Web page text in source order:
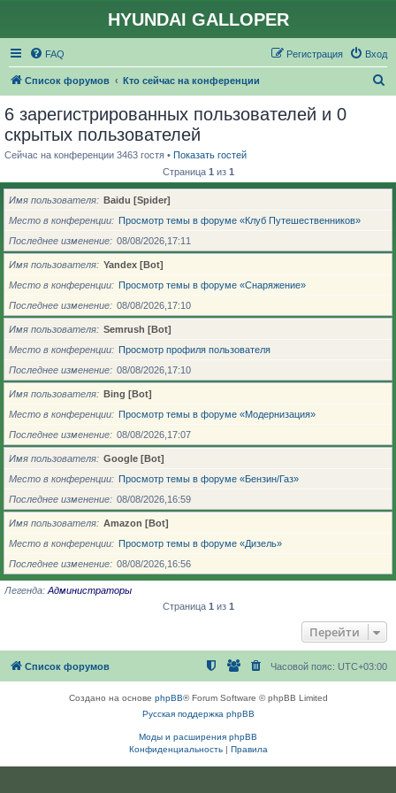
HYUNDAI GALLOPER
FAQ Вход
Регистрация
Список форумов Кто сейчас на конференции
6 зарегистрированных пользователей и 0
скрытых пользователей
Сейчас на конференции 3463 гостя • Показать гостей
Страница 1 из 1
Имя пользователя
Baidu [Spider]
Место в конференции
Просмотр темы в форуме «Клуб Путешественников»
Последнее изменение
08/08/2026,17:11
Имя пользователя
Yandex [Bot]
Место в конференции
Просмотр темы в форуме «Снаряжение»
Последнее изменение
08/08/2026,17:10
Имя пользователя
Semrush [Bot]
Место в конференции
Просмотр профиля пользователя
Последнее изменение
08/08/2026,17:10
Имя пользователя
Bing [Bot]
Место в конференции
Просмотр темы в форуме «Модернизация»
Последнее изменение
08/08/2026,17:07
Имя пользователя
Google [Bot]
Место в конференции
Просмотр темы в форуме «Бензин/Газ»
Последнее изменение
08/08/2026,16:59
Имя пользователя
Amazon [Bot]
Место в конференции
Просмотр темы в форуме «Дизель»
Последнее изменение
08/08/2026,16:56
Легенда: Администраторы
Страница 1 из 1
Перейти
Список форумов Часовой пояс: UTC+03:00
Создано на основе phpBB® Forum Software © phpBB Limited
Русская поддержка phpBB
Моды и расширения phpBB
Конфиденциальность| Правила